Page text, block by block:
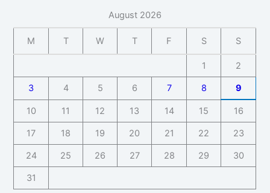
August 2026
M T W T F S S
1 2
3 4 5 6 7 8 9
10 11 12 13 14 15 16
17 18 19 20 21 22 23
24 25 26 27 28 29 30
31